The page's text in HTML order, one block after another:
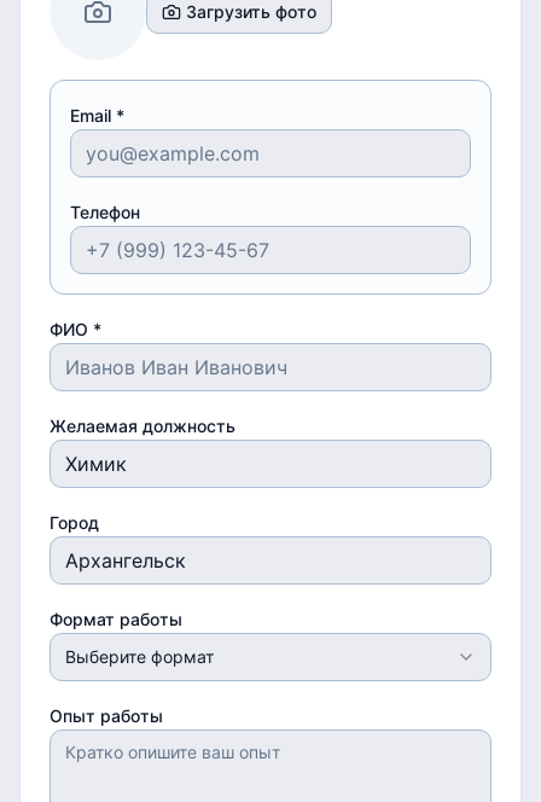
Загрузить фото
Email *
Телефон
ФИО *
Желаемая должность
Город
Формат работы
Выберите формат
Опыт работы